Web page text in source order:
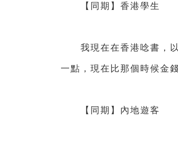
【同期】香港學生
我現在在香港唸書，以
一點，現在比那個時候金
【同期】內地遊客